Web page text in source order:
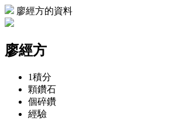
廖經方的資料
廖經方
1積分
顆鑽石
個碎鑽
經驗